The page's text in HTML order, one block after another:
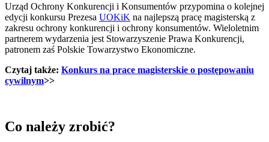
Urząd Ochrony Konkurencji i Konsumentów przypomina o kolejnej
edycji konkursu Prezesa UOKiK na najlepszą pracę magisterską z
zakresu ochrony konkurencji i ochrony konsumentów. Wieloletnim
partnerem wydarzenia jest Stowarzyszenie Prawa Konkurencji,
patronem zaś Polskie Towarzystwo Ekonomiczne.
Czytaj także: Konkurs na prace magisterskie o postępowaniu
cywilnym>>
Co należy zrobić?